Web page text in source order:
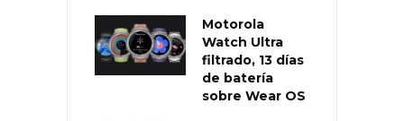
Motorola
Watch Ultra
filtrado, 13 días
de batería
sobre Wear OS